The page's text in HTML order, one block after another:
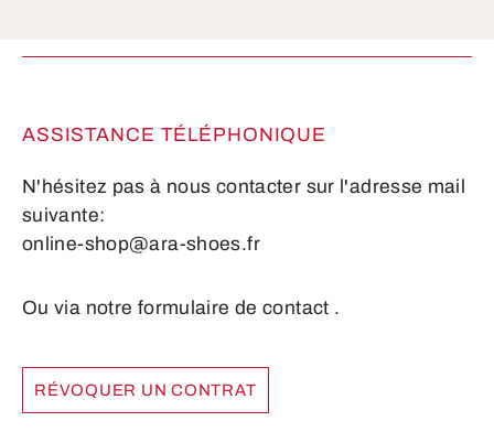
ASSISTANCE TÉLÉPHONIQUE
N'hésitez pas à nous contacter sur l'adresse mail
suivante:
online-shop@ara-shoes.fr
Ou via notre formulaire de contact .
RÉVOQUER UN CONTRAT